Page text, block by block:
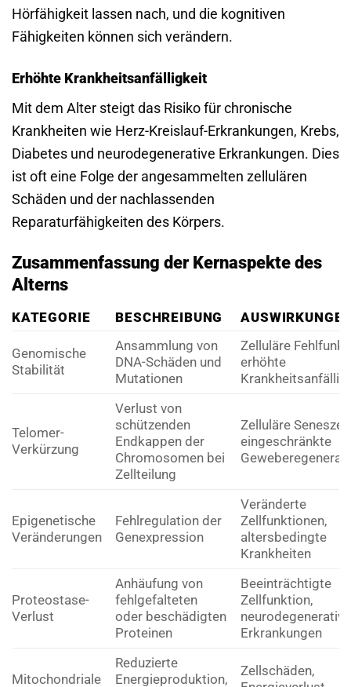
Hörfähigkeit lassen nach, und die kognitiven
Fähigkeiten können sich verändern.
Erhöhte Krankheitsanfälligkeit
Mit dem Alter steigt das Risiko für chronische
Krankheiten wie Herz-Kreislauf-Erkrankungen, Krebs,
Diabetes und neurodegenerative Erkrankungen. Dies
ist oft eine Folge der angesammelten zellulären
Schäden und der nachlassenden
Reparaturfähigkeiten des Körpers.
Zusammenfassung der Kernaspekte des
Alterns
KATEGORIE BESCHREIBUNG
Genomische
Stabilität
Ansammlung von
DNA-Schäden und
Mutationen
Zelluläre
erhöhte
Telomer-
Verkürzung
Verlust von
schützenden
Endkappen der
Chromosomen bei
Zellteilung
Zelluläre
eingeschränkte
Epigenetische
Veränderungen
Fehlregulation der
Genexpression
Veränderte
Zellfunktionen,
altersbedingte
Krankheiten
Proteostase-
Verlust
Anhäufung von
fehlgefalteten
oder beschädigten
Proteinen
Beeinträchtigte
Zellfunktion,
neurodegenerative
Erkrankungen
Mitochondriale
Reduzierte
Energieproduktion,
Zellschäden,